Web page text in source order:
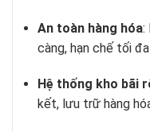
An toàn hàng hóa:
càng, hạn chế tối
Hệ thống kho bãi
kết, lưu trữ hàng